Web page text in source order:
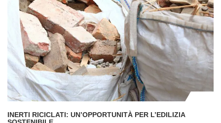
INERTI RICICLATI: UN’OPPORTUNITÀ PER L’EDILIZIA